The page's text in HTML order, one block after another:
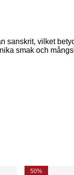
sanskrit, vilket
smak och
50%